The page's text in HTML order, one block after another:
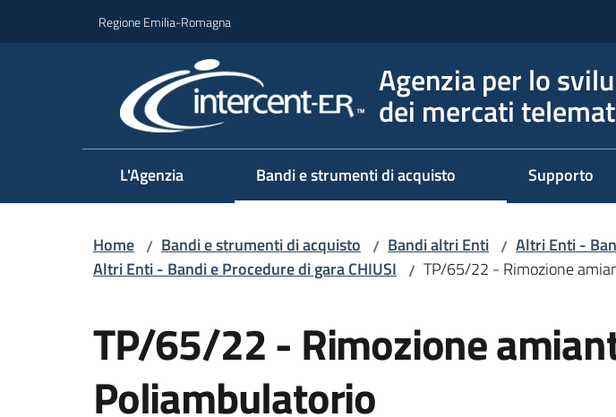
Regione Emilia-Romagna
Agenzia per lo
dei mercati
L'Agenzia Bandi e strumenti di acquisto Supporto
Home / Bandi e strumenti di acquisto / Bandi altri Enti / Altri Enti -
Altri Enti - Bandi e Procedure di gara CHIUSI / TP/65/22 - Rimozione
TP/65/22 - Rimozione
Poliambulatorio